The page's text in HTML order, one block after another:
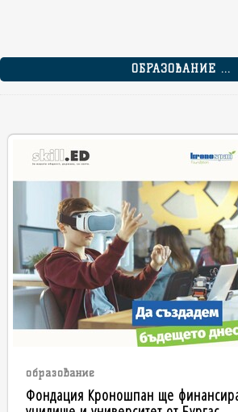
ОБРАЗОВАНИЕ ...
образование
Фондация Кроношпан ще